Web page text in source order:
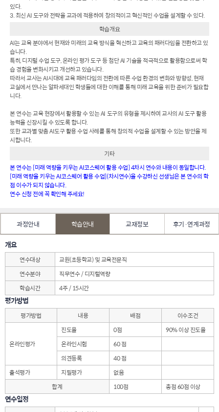
있다.
3. 최신 AI 도구와 전략을 교과에 적용하여 창의적이고 혁신적인 수업을 설계할 수 있다.
학습개요
AI는 교육 분야에서 현재와 미래의 교육 방식을 혁신하고 교육의 패러다임을 전환하고 있
습니다.
특히, 디지털 수업 도구, 온라인 평가 도구 등 첨단 AI 기술을 적극적으로 활용함으로써 학
습 경험을 변화시키고 개선하고 있습니다.
따라서 교사는 AI시대에 교육 패러다임의 전환에 따른 수업 환경의 변화와 방향성, 현재
교실에서 만나는 알파세대인 학생들에 대한 이해를 통해 미래 교육을 위한 준비가 필요합
니다.
본 연수는 교육 현장에서 활용할 수 있는 AI 도구의 유형을 제시하여 교사의 AI 도구 활용
능력을 신장시킬 수 있도록 합니다.
또한 교과별 맞춤 AI도구 활용 수업 사례를 통해 창의적 수업을 설계할 수 있는 방안을 제
시합니다.
기타
본 연수는 [미래 역량을 키우는 AI코스웨어 활용 수업] 4차시 연수와 내용이 동일합니다.
[미래 역량을 키우는 AI코스웨어 활용 수업](차시연수)을 수강하신 선생님은 본 연수의 학
점 이수가 되지 않습니다.
연수 신청 전에 꼭 확인해 주세요!
과정안내 학습안내 교재정보 후기·연계과정
개요
연수대상
교원(초등학교) 및 교육전문직
연수분야
직무연수 / 디지털역량
학습시간
4주 / 15시간
평가방법
평가방법 내용 배점 이수조건
합계 100점 총점 60점 이상
온라인평가
진도율 0점
90% 이상 진도율
온라인시험
60 점
의견등록
40 점
출석평가
지필평가 없음
연수일정